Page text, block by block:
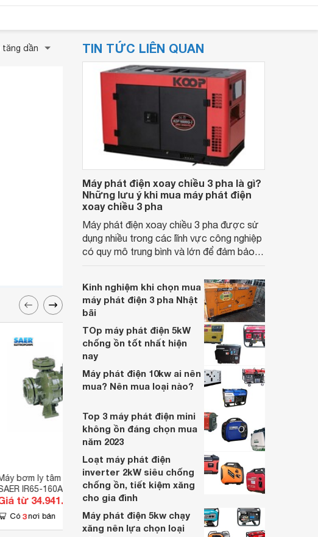
tăng dần
bơm ly tâm trục ngang
IR65-160A 20HP
từ 34.941.500 đ
Có 3 nơi bán
Máy bơm ly tâm trục đứng đa
tầng cánh Ebara EVMSG3
Có 4 nơi bán
TIN TỨC LIÊN QUAN
Máy phát điện xoay chiều 3 pha là gì?
Những lưu ý khi mua máy phát điện
xoay chiều 3 pha
Máy phát điện xoay chiều 3 pha được sử
dụng nhiều trong các lĩnh vực công nghiệp
có quy mô trung bình và lớn để đảm bảo
Kinh nghiệm khi chọn mua
máy phát điện 3 pha Nhật
bãi
TOp máy phát điện 5kW
chống ồn tốt nhất hiện
nay
Máy phát điện 10kw ai nên
mua? Nên mua loại nào?
Top 3 máy phát điện mini
không ồn đáng chọn mua
năm 2023
Loạt máy phát điện
inverter 2kW siêu chống
chống ồn, tiết kiệm xăng
cho gia đình
Máy phát điện 5kw chạy
xăng nên lựa chọn loại